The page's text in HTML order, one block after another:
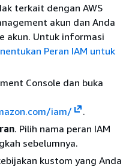
terkait dengan AWS
akun dan Anda
akun. Untuk informasi
Peran IAM untuk
Console dan buka
iam/
.
. Pilih nama peran IAM
sebelumnya.
kustom yang Anda